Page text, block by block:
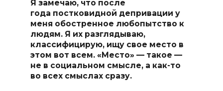
Я замечаю, что после
года постковидной депривации у
меня обостренное любопытство к
людям. Я их разглядываю,
классифицирую, ищу свое место в
этом вот всем. «Место» — такое —
не в социальном смысле, а как-то
во всех смыслах сразу.